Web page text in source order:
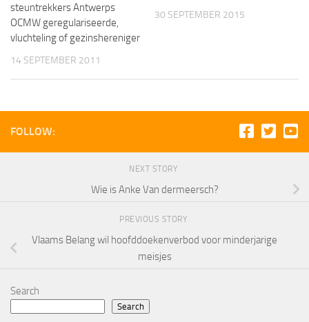
steuntrekkers Antwerps
OCMW geregulariseerde,
vluchteling of gezinshereniger
14 SEPTEMBER 2011
30 SEPTEMBER 2015
FOLLOW:
NEXT STORY
Wie is Anke Van dermeersch?
PREVIOUS STORY
Vlaams Belang wil hoofddoekenverbod voor minderjarige
meisjes
Search
Search